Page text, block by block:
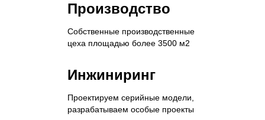
Производство
Собственные производственные
цеха площадью более 3500 м2
Инжиниринг
Проектируем серийные модели,
разрабатываем особые проекты